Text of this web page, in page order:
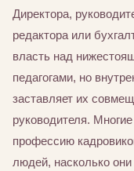
Директора,
редактора или
власть над
педагогами, но
заставляет их
руководителя.
профессию
людей, насколько